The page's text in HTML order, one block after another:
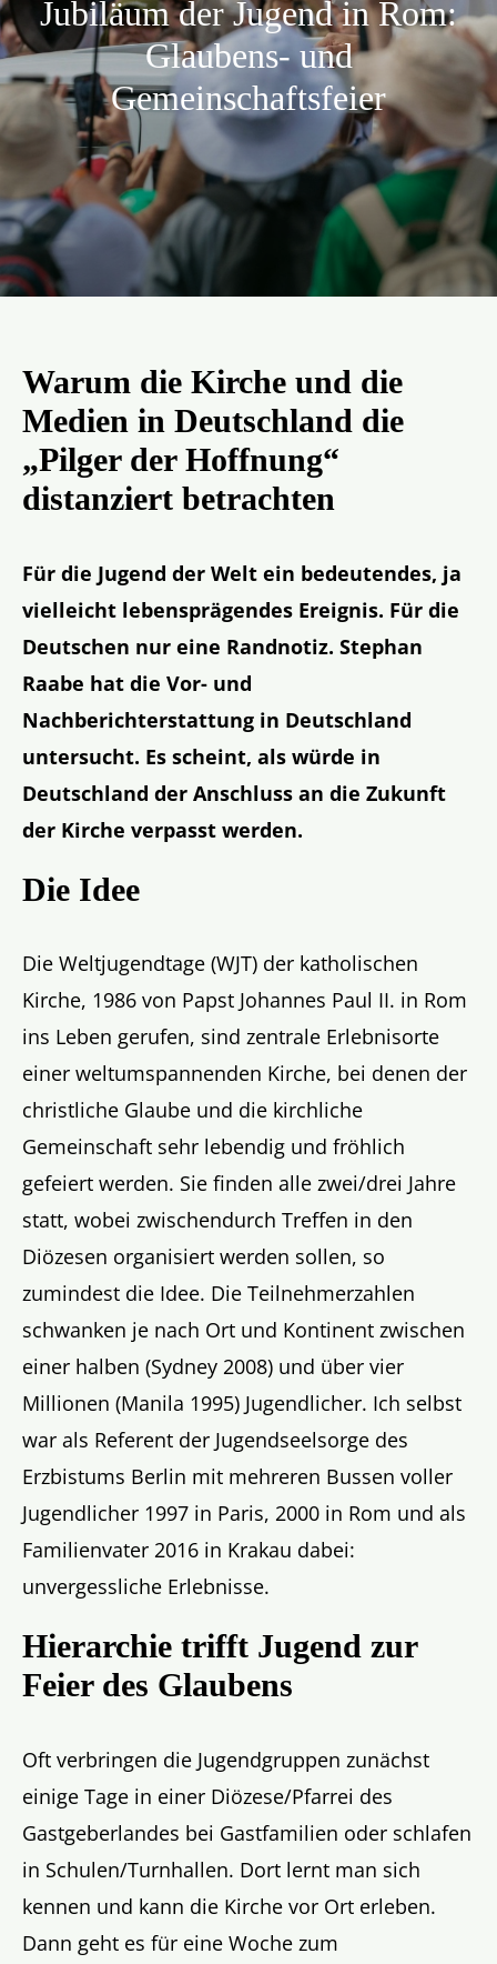
Aktion
Veröffentlichungen
Jubiläum der Jugend in Rom:
Glaubens- und
Gemeinschaftsfeier
Warum die Kirche und die
Medien in Deutschland die
„Pilger der Hoffnung“
distanziert betrachten
Für die Jugend der Welt ein bedeutendes, ja
vielleicht lebensprägendes Ereignis. Für die
Deutschen nur eine Randnotiz. Stephan
Raabe hat die Vor- und
Nachberichterstattung in Deutschland
untersucht. Es scheint, als würde in
Deutschland der Anschluss an die Zukunft
der Kirche verpasst werden.
Die Idee
Die Weltjugendtage (WJT) der katholischen
Kirche, 1986 von Papst Johannes Paul II. in Rom
ins Leben gerufen, sind zentrale Erlebnisorte
einer weltumspannenden Kirche, bei denen der
christliche Glaube und die kirchliche
Gemeinschaft sehr lebendig und fröhlich
gefeiert werden. Sie finden alle zwei/drei Jahre
statt, wobei zwischendurch Treffen in den
Diözesen organisiert werden sollen, so
zumindest die Idee. Die Teilnehmerzahlen
schwanken je nach Ort und Kontinent zwischen
einer halben (Sydney 2008) und über vier
Millionen (Manila 1995) Jugendlicher. Ich selbst
war als Referent der Jugendseelsorge des
Erzbistums Berlin mit mehreren Bussen voller
Jugendlicher 1997 in Paris, 2000 in Rom und als
Familienvater 2016 in Krakau dabei:
unvergessliche Erlebnisse.
Hierarchie trifft Jugend zur
Feier des Glaubens
Oft verbringen die Jugendgruppen zunächst
einige Tage in einer Diözese/Pfarrei des
Gastgeberlandes bei Gastfamilien oder schlafen
in Schulen/Turnhallen. Dort lernt man sich
kennen und kann die Kirche vor Ort erleben.
Dann geht es für eine Woche zum